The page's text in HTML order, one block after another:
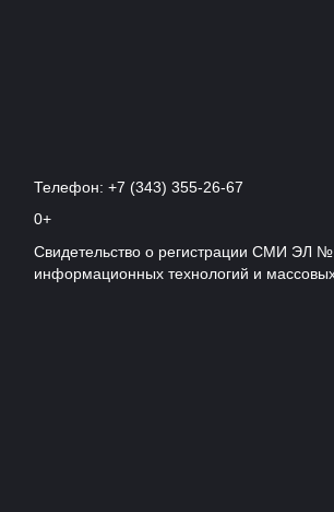
Телефон: +7 (343) 355-26-67
0+
Свидетельство о регистрации СМИ ЭЛ
информационных технологий и